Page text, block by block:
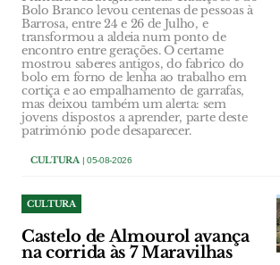
Bolo Branco levou centenas de pessoas à
Barrosa, entre 24 e 26 de Julho, e
transformou a aldeia num ponto de
encontro entre gerações. O certame
mostrou saberes antigos, do fabrico do
bolo em forno de lenha ao trabalho em
cortiça e ao empalhamento de garrafas,
mas deixou também um alerta: sem
jovens dispostos a aprender, parte deste
património pode desaparecer.
CULTURA| 05-08-2026
CULTURA
Castelo de Almourol avança
na corrida às 7 Maravilhas